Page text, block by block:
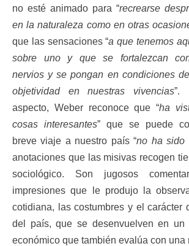
no esté animado para “recrearse
en la naturaleza como en otras
que las sensaciones “a que tenemos
sobre uno y que se fortalezcan
nervios y se pongan en condiciones
objetividad en nuestras vivencias”.
aspecto, Weber reconoce que “ha
cosas interesantes” que se puede
breve viaje a nuestro país “no ha sido
anotaciones que las misivas recogen
sociológico. Son jugosos
impresiones que le produjo la
cotidiana, las costumbres y el carácter
del país, que se desenvuelven en un
económico que también evalúa con una